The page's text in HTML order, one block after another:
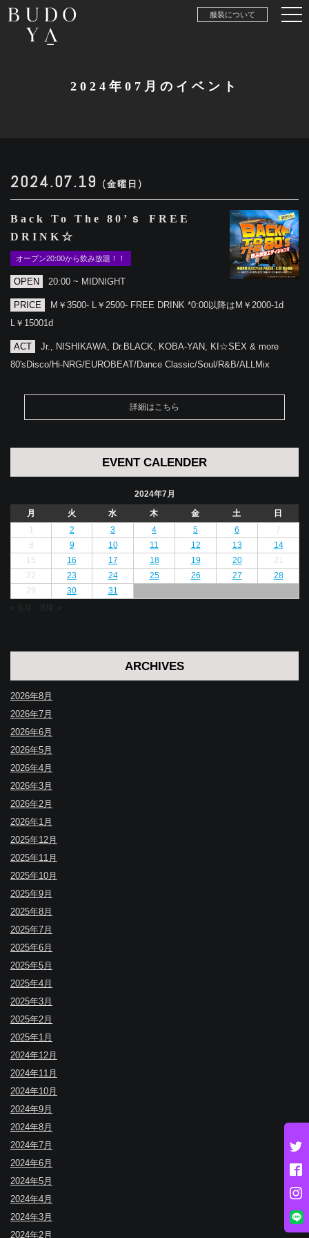
服装について
2024年07月のイベント
2024.07.19 (金曜日)
Back To The 80’ｓ FREE
DRINK☆
オープン20:00から飲み放題！！
OPEN 20:00 ~ MIDNIGHT
PRICE
M￥3500- L￥2500- FREE DRINK *0:00以降はM￥2000-1d
L￥15001d
ACT
Jr., NISHIKAWA, Dr.BLACK, KOBA-YAN, KI☆SEX & more
80'sDisco/Hi-NRG/EUROBEAT/Dance Classic/Soul/R&B/ALLMix
詳細はこちら
EVENT CALENDER
2024年7月
月
火 水 木 金 土
日
1
2 3 4 5 6
7
8
9 10 11 12 13
14
15
16 17 18 19 20
21
22
23 24 25 26 27
28
29
30 31
« 6月
ARCHIVES
2026年8月
2026年7月
2026年6月
2026年5月
2026年4月
2026年3月
2026年2月
2026年1月
2025年12月
2025年11月
2025年10月
2025年9月
2025年8月
2025年7月
2025年6月
2025年5月
2025年4月
2025年3月
2025年2月
2025年1月
2024年12月
2024年11月
2024年10月
2024年9月
2024年8月
2024年7月
2024年6月
2024年5月
2024年4月
2024年3月
2024年2月